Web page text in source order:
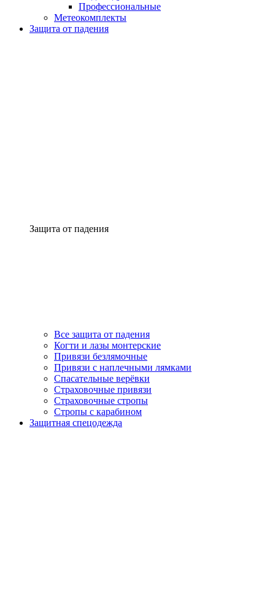
Профессиональные
Метеокомплекты
Защита от падения
Защита от падения
Все защита от падения
Когти и лазы монтерские
Привязи безлямочные
Привязи с наплечными лямками
Спасательные верёвки
Страховочные привязи
Страховочные стропы
Стропы с карабином
Защитная спецодежда